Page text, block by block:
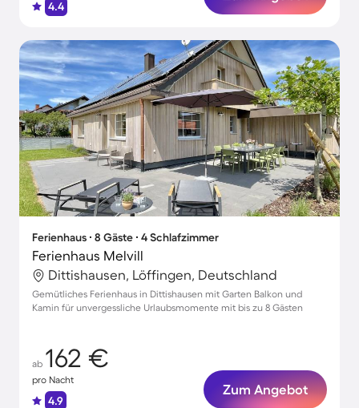
4.4
Ferienhaus ∙ 8 Gäste ∙ 4 Schlafzimmer
Ferienhaus Melvill
Dittishausen, Löffingen, Deutschland
Gemütliches Ferienhaus in Dittishausen mit Garten Balkon und
Kamin für unvergessliche Urlaubsmomente mit bis zu 8 Gästen
ab 162 €
pro Nacht
4.9
Zum Angebot